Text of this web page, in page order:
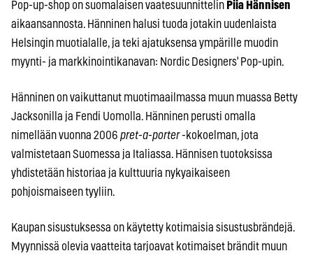
Pop-up-shop on suomalaisen vaatesuunnittelin Piia Hännisen
aikaansannosta. Hänninen halusi tuoda jotakin uudenlaista
Helsingin muotialalle, ja teki ajatuksensa ympärille muodin
myynti- ja markkinointikanavan: Nordic Designers' Pop-upin.
Hänninen on vaikuttanut muotimaailmassa muun muassa Betty
Jacksonilla ja Fendi Uomolla. Hänninen perusti omalla
nimellään vuonna 2006 pret-a-porter-kokoelman, jota
valmistetaan Suomessa ja Italiassa. Hännisen tuotoksissa
yhdistetään historiaa ja kulttuuria nykyaikaiseen
pohjoismaiseen tyyliin.
Kaupan sisustuksessa on käytetty kotimaisia sisustusbrändejä.
Myynnissä olevia vaatteita tarjoavat kotimaiset brändit muun